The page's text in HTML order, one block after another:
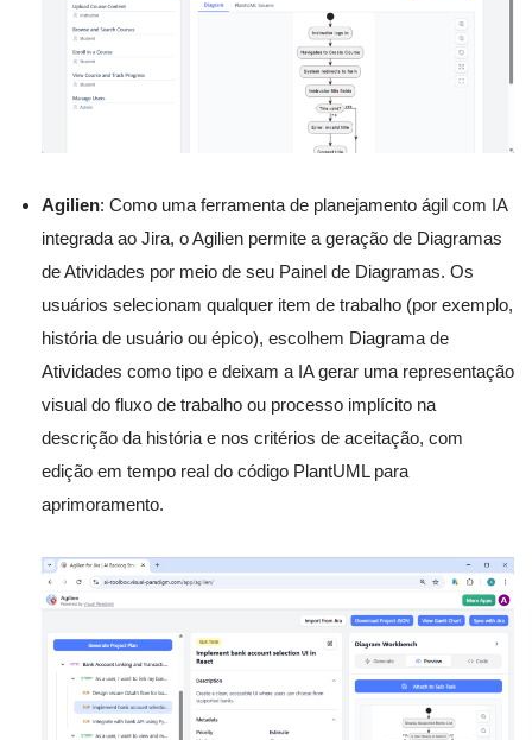
Agilien: Como uma ferramenta de planejamento ágil com IA
integrada ao Jira, o Agilien permite a geração de Diagramas
de Atividades por meio de seu Painel de Diagramas. Os
usuários selecionam qualquer item de trabalho (por exemplo,
história de usuário ou épico), escolhem Diagrama de
Atividades como tipo e deixam a IA gerar uma representação
visual do fluxo de trabalho ou processo implícito na
descrição da história e nos critérios de aceitação, com
edição em tempo real do código PlantUML para
aprimoramento.